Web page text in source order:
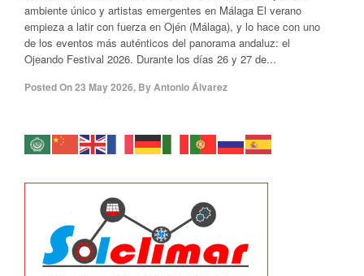
ambiente único y artistas emergentes en Málaga El verano
empieza a latir con fuerza en Ojén (Málaga), y lo hace con uno
de los eventos más auténticos del panorama andaluz: el
Ojeando Festival 2026. Durante los días 26 y 27 de...
Posted On23 May 2026, ByAntonio Álvarez